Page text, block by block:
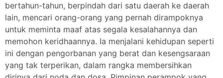
bertahun-tahun, berpindah dari satu daerah ke daerah
lain, mencari orang-orang yang pernah dirampoknya
untuk meminta maaf atas segala kesalahannya dan
memohon keridhaannya. Ia menjalani kehidupan seperti
ini dengan pengorbanan yang berat dan kesengsaraan
yang tak terperikan, dalam rangka membersihkan